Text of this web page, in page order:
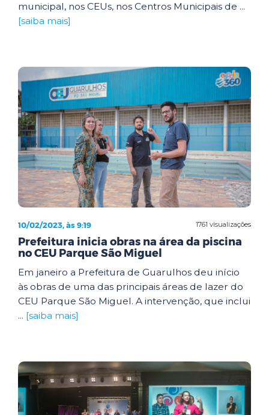
municipal, nos CEUs, nos Centros Municipais de ...
[saiba mais]
1761 visualizações
10/02/2023, às 9:19
Prefeitura inicia obras na área da piscina
no CEU Parque São Miguel
Em janeiro a Prefeitura de Guarulhos deu início
às obras de uma das principais áreas de lazer do
CEU Parque São Miguel. A intervenção, que inclui
... [saiba mais]